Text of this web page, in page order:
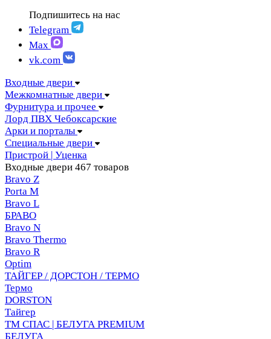
ЛОРД Чебоксары
Складные двери
Скрытые двери
FELICIA | Феличия
FUTURISTIC | Футуристик
ITALY | Италия
KANTRI | Кантри
LUMI LINE | Люми лайн
MIA MARIA | Мия Мария
MILETTI | Милетти
MODERN | Модерн
MOLLE | Молле
MONTE | Монте
PRIMA | Прима
RENAISSANCE | Ренессанс
RILIEVO | Рильево
STYLE | Стайл
TECHNO | Техно
TOCCO | ТОККО
VILLA KANTRI | Вилла кантри
Подпишитесь на нас
Telegram
Max
vk.com
Входные двери
Межкомнатные двери
Фурнитура и прочее
Лорд ПВХ Чебоксарские
Арки и порталы
Специальные двери
Пристрой | Уценка
Входные двери 467 товаров
Bravo Z
Porta М
Bravo L
БРАВО
Bravo N
Bravo Thermo
Bravo R
Optim
ТАЙГЕР / ДОРСТОН / ТЕРМО
Термо
DORSTON
Тайгер
ТМ СПАС | БЕЛУГА PREMIUM
БЕЛУГА